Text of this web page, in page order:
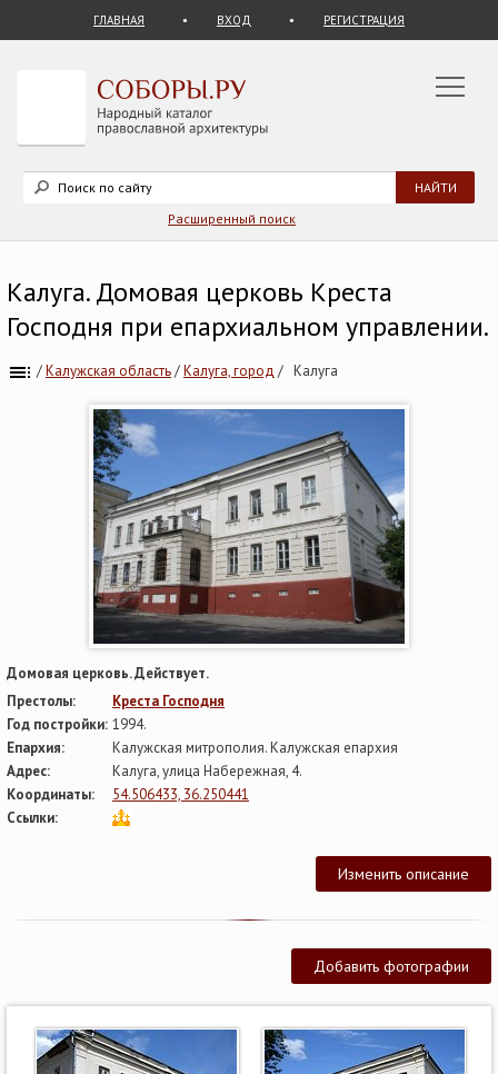
ГЛАВНАЯ ВХОД РЕГИСТРАЦИЯ
Расширенный поиск
Калуга. Домовая церковь Креста
Господня при епархиальном управлении.
/Калужская область/Калуга, город / Калуга
Домовая церковь. Действует.
Престолы:
Креста Господня
Год постройки: 1994.
Епархия:
Калужская митрополия. Калужская епархия
Адрес:
Калуга, улица Набережная, 4.
Координаты:
54.506433, 36.250441
Ссылки:
Изменить описание
Добавить фотографии